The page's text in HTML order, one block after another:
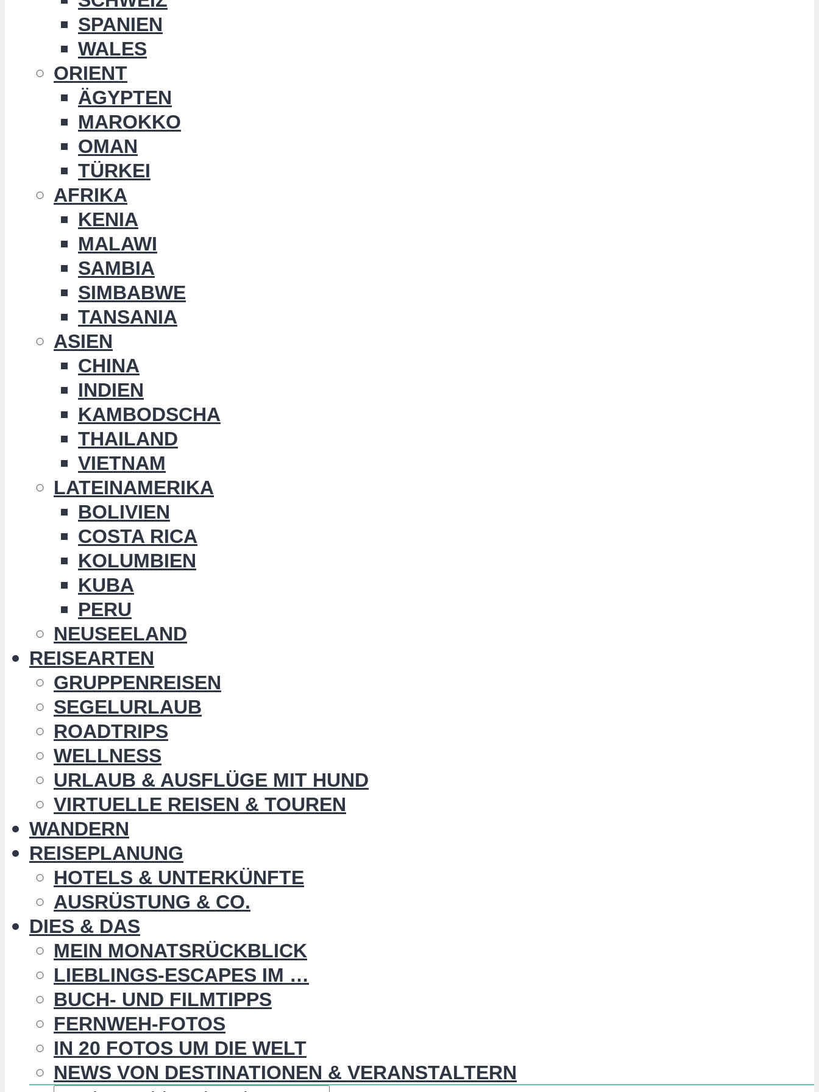
SPANIEN
WALES
ORIENT
ÄGYPTEN
MAROKKO
OMAN
TÜRKEI
AFRIKA
KENIA
MALAWI
SAMBIA
SIMBABWE
TANSANIA
ASIEN
CHINA
INDIEN
KAMBODSCHA
THAILAND
VIETNAM
LATEINAMERIKA
BOLIVIEN
COSTA RICA
KOLUMBIEN
KUBA
PERU
NEUSEELAND
REISEARTEN
GRUPPENREISEN
SEGELURLAUB
ROADTRIPS
WELLNESS
URLAUB & AUSFLÜGE MIT HUND
VIRTUELLE REISEN & TOUREN
WANDERN
REISEPLANUNG
HOTELS & UNTERKÜNFTE
AUSRÜSTUNG & CO.
DIES & DAS
MEIN MONATSRÜCKBLICK
LIEBLINGS-ESCAPES IM …
BUCH- UND FILMTIPPS
FERNWEH-FOTOS
IN 20 FOTOS UM DIE WELT
NEWS VON DESTINATIONEN & VERANSTALTERN